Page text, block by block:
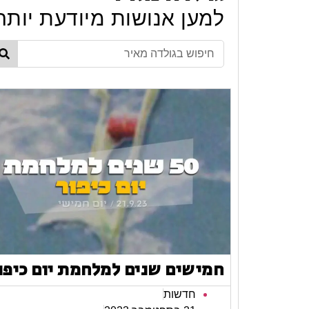
למען אנושות מיודעת
חמישים שנים למלחמת יום
חדשות